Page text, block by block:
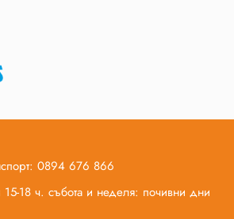
0894 676 866
18 ч. събота и неделя: почивни дни